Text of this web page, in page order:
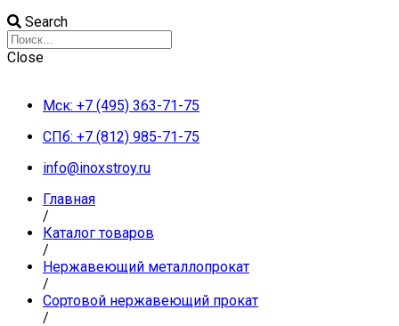
Search
Close
Мск: +7 (495) 363-71-75
СПб: +7 (812) 985-71-75
info@inoxstroy.ru
Главная
/
Каталог товаров
/
Нержавеющий металлопрокат
/
Сортовой нержавеющий прокат
/